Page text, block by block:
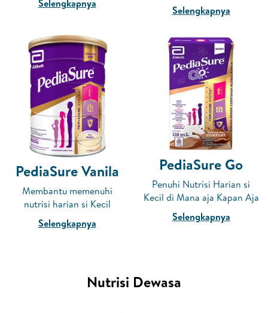
Selengkapnya
Selengkapnya
PediaSure Vanila
Membantu memenuhi
nutrisi harian si Kecil
Selengkapnya
PediaSure Go
Penuhi Nutrisi Harian si
Kecil di Mana aja Kapan Aja
Selengkapnya
Nutrisi Dewasa